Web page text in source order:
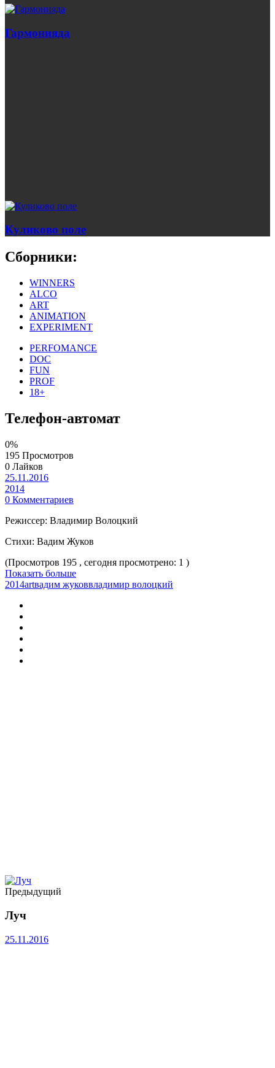
Гармонияда
Куликово поле
Сборники:
WINNERS
ALCO
ART
ANIMATION
EXPERIMENT
PERFOMANCE
DOC
FUN
PROF
18+
Телефон-автомат
0%
195 Просмотров
0 Лайков
25.11.2016
2014
0 Комментариев
Режиссер: Владимир Волоцкий
Стихи: Вадим Жуков
(Просмотров 195 , сегодня просмотрено: 1 )
Показать больше
2014artвадим жуковвладимир волоцкий
Предыдущий
Луч
25.11.2016